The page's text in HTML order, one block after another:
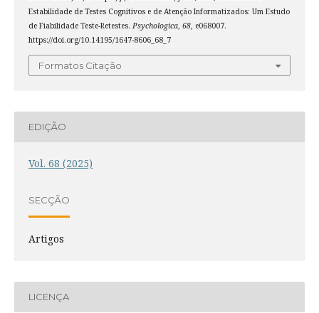
Estabilidade de Testes Cognitivos e de Atenção Informatizados: Um Estudo
de Fiabilidade Teste-Retestes. Psychologica, 68, e068007.
https://doi.org/10.14195/1647-8606_68_7
Formatos Citação
EDIÇÃO
Vol. 68 (2025)
SECÇÃO
Artigos
LICENÇA